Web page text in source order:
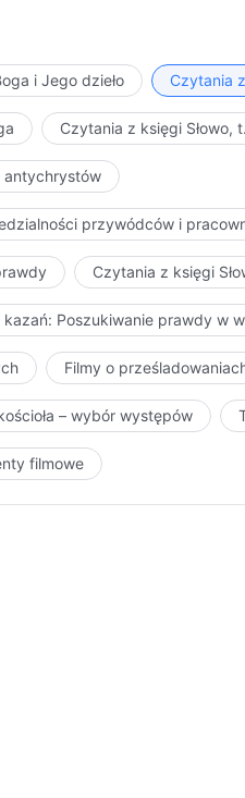
Kiedy twoje intencje
Mnie, igracie z prawdą i
ze Mną, więc co czeka
wierzeń, ale nie
karę, na jaką
przed dniem gniewu i
Z nastaniem tego dnia
i o wejściu do nieba legną
stracili, choć przeszli
że jestem
przeznaczenia.
i Jego dzieło Czytania
Czytania z księgi
antychrystów
przywódców i
Czytania z księgi
kazań: Poszukiwanie prawdy w
Filmy o
– wybór występów
filmowe